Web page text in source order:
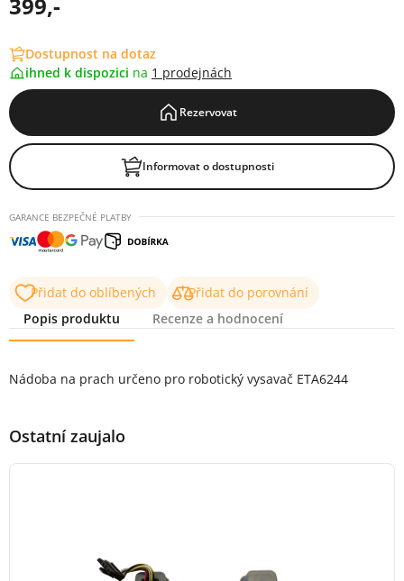
Dostupnost na dotaz
ihned k dispozici na 1 prodejnách
Rezervovat
Informovat o dostupnosti
GARANCE BEZPEČNÉ PLATBY
Přidat do oblíbených
Přidat do porovnání
Popis produktu
Recenze a hodnocení
Nádoba na prach určeno pro robotický vysavač ETA6244
Ostatní zaujalo